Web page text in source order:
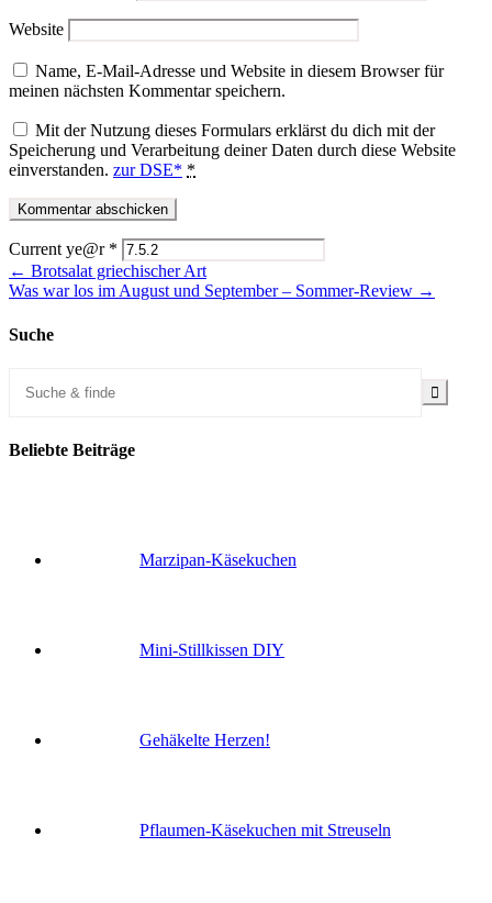
Website
Name, E-Mail-Adresse und Website in diesem Browser für
meinen nächsten Kommentar speichern.
Mit der Nutzung dieses Formulars erklärst du dich mit der
Speicherung und Verarbeitung deiner Daten durch diese Website
einverstanden. zur DSE* *
Current ye@r *
← Brotsalat griechischer Art
Was war los im August und September – Sommer-Review →
Suche
Beliebte Beiträge
Marzipan-Käsekuchen
Mini-Stillkissen DIY
Gehäkelte Herzen!
Pflaumen-Käsekuchen mit Streuseln